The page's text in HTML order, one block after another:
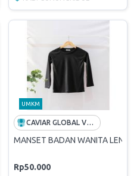
UMKM
CAVIAR GLOBAL VENTURES
MANSET BADAN WANITA
Rp50.000